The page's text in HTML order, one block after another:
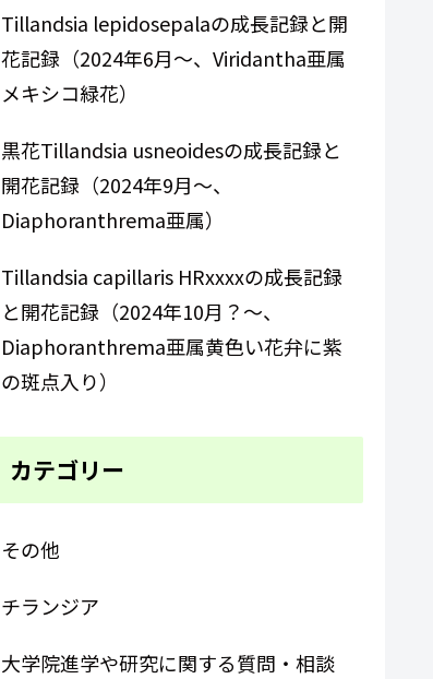
Tillandsia lepidosepalaの成長記録と開
花記録（2024年6月～、Viridantha亜属
メキシコ緑花）
黒花Tillandsia usneoidesの成長記録と
開花記録（2024年9月～、
Diaphoranthrema亜属）
Tillandsia capillaris HRxxxxの成長記録
と開花記録（2024年10月？～、
Diaphoranthrema亜属黄色い花弁に紫
の斑点入り）
カテゴリー
その他
チランジア
大学院進学や研究に関する質問・相談